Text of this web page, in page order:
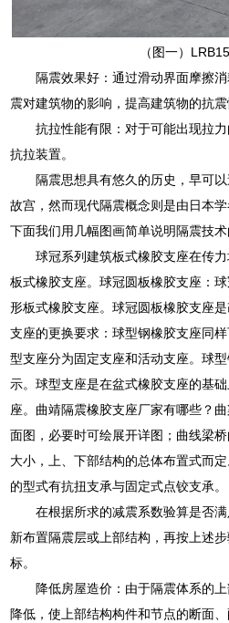
（图一）
隔震效果好：通过滑动界面摩擦
震对建筑物的影响，提高建筑物的抗震
抗拉性能有限：对于可能出现拉
抗拉装置。
隔震思想具有悠久的历史，早可
故宫，然而现代隔震概念则是由日本
下面我们用几幅图画简单说明隔震技术
球冠系列建筑板式橡胶支座在传
板式橡胶支座。球冠圆板橡胶支座：
形板式橡胶支座。球冠圆板橡胶支座
支座的更换要求：球型钢橡胶支座同
型支座分为固定支座和活动支座。球
示。球型支座是在盆式橡胶支座的基
座。曲靖隔震橡胶支座厂家有哪些？
面图，必要时可绘展开详图；曲线梁
大小，上、下部结构的总体布置式而
的型式有抗扭支承与固定式点铰支承。
在根据所求的减震系数验算是否
新布置隔震层或上部结构，再按上述
标。
降低房屋造价：由于隔震体系的
降低，使上部结构构件和节点的断面